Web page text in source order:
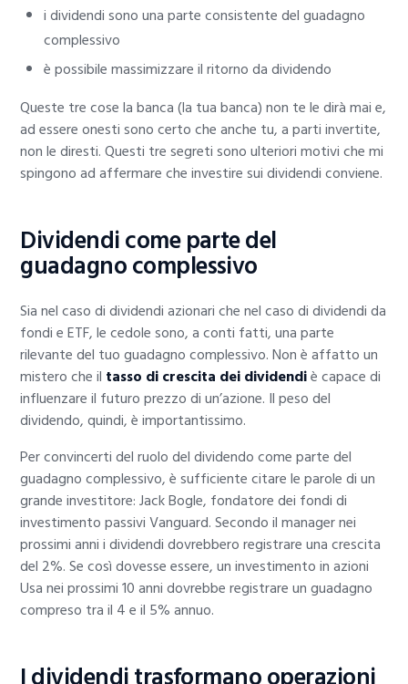
i dividendi sono una parte consistente del guadagno
complessivo
è possibile massimizzare il ritorno da dividendo
Queste tre cose la banca (la tua banca) non te le dirà mai e,
ad essere onesti sono certo che anche tu, a parti invertite,
non le diresti. Questi tre segreti sono ulteriori motivi che mi
spingono ad affermare che investire sui dividendi conviene.
Dividendi come parte del
guadagno complessivo
Sia nel caso di dividendi azionari che nel caso di dividendi da
fondi e ETF, le cedole sono, a conti fatti, una parte
rilevante del tuo guadagno complessivo. Non è affatto un
mistero che il tasso di crescita dei dividendiè capace di
influenzare il futuro prezzo di un’azione. Il peso del
dividendo, quindi, è importantissimo.
Per convincerti del ruolo del dividendo come parte del
guadagno complessivo, è sufficiente citare le parole di un
grande investitore: Jack Bogle, fondatore dei fondi di
investimento passivi Vanguard. Secondo il manager nei
prossimi anni i dividendi dovrebbero registrare una crescita
del 2%. Se così dovesse essere, un investimento in azioni
Usa nei prossimi 10 anni dovrebbe registrare un guadagno
compreso tra il 4 e il 5% annuo.